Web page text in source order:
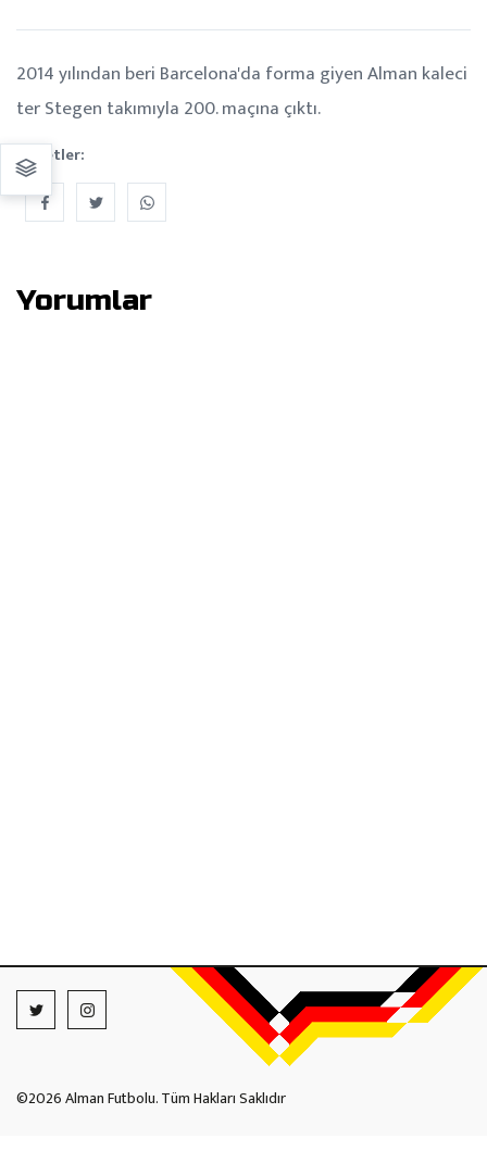
2014 yılından beri Barcelona'da forma giyen Alman kaleci
ter Stegen takımıyla 200. maçına çıktı.
Etiketler:
Yorumlar
©2026 Alman Futbolu. Tüm Hakları Saklıdır